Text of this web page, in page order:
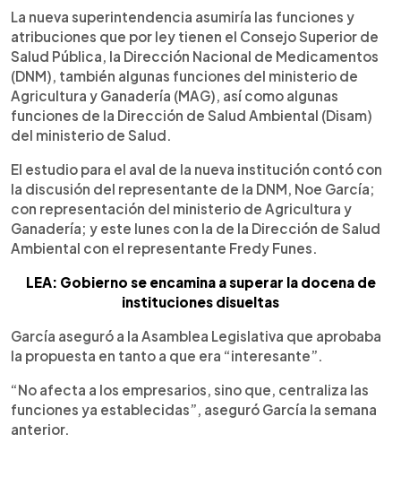
La nueva superintendencia asumiría las funciones y
atribuciones que por ley tienen el Consejo Superior de
Salud Pública, la Dirección Nacional de Medicamentos
(DNM), también algunas funciones del ministerio de
Agricultura y Ganadería (MAG), así como algunas
funciones de la Dirección de Salud Ambiental (Disam)
del ministerio de Salud.
El estudio para el aval de la nueva institución contó con
la discusión del representante de la DNM, Noe García;
con representación del ministerio de Agricultura y
Ganadería; y este lunes con la de la Dirección de Salud
Ambiental con el representante Fredy Funes.
LEA: Gobierno se encamina a superar la docena de
instituciones disueltas
García aseguró a la Asamblea Legislativa que aprobaba
la propuesta en tanto a que era “interesante”.
“No afecta a los empresarios, sino que, centraliza las
funciones ya establecidas”, aseguró García la semana
anterior.